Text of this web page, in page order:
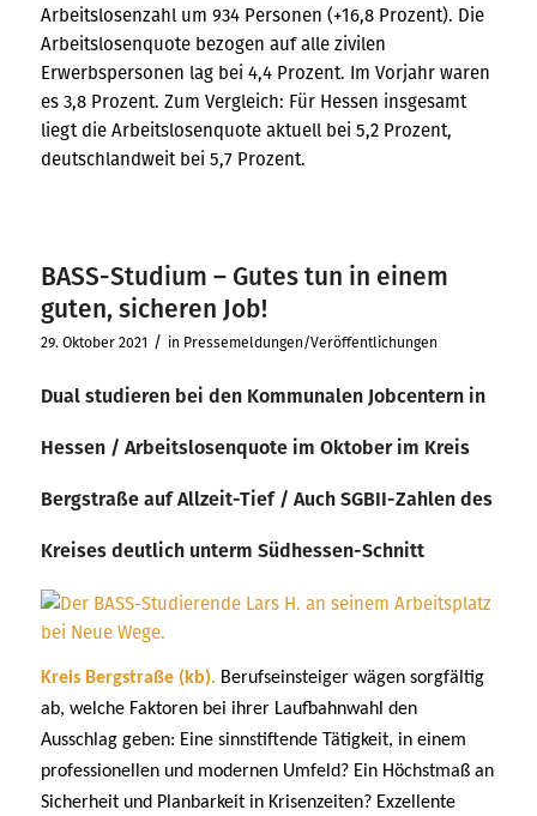
Arbeitslosenzahl um 934 Personen (+16,8 Prozent). Die
Arbeitslosenquote bezogen auf alle zivilen
Erwerbspersonen lag bei 4,4 Prozent. Im Vorjahr waren
es 3,8 Prozent. Zum Vergleich: Für Hessen insgesamt
liegt die Arbeitslosenquote aktuell bei 5,2 Prozent,
deutschlandweit bei 5,7 Prozent.
BASS-Studium – Gutes tun in einem
guten, sicheren Job!
29. Oktober 2021 / in Pressemeldungen/Veröffentlichungen
Dual studieren bei den Kommunalen Jobcentern in
Hessen / Arbeitslosenquote im Oktober im Kreis
Bergstraße auf Allzeit-Tief / Auch SGBII-Zahlen des
Kreises deutlich unterm Südhessen-Schnitt
Kreis Bergstraße (kb).Berufseinsteiger wägen sorgfältig
ab, welche Faktoren bei ihrer Laufbahnwahl den
Ausschlag geben: Eine sinnstiftende Tätigkeit, in einem
professionellen und modernen Umfeld? Ein Höchstmaß an
Sicherheit und Planbarkeit in Krisenzeiten? Exzellente